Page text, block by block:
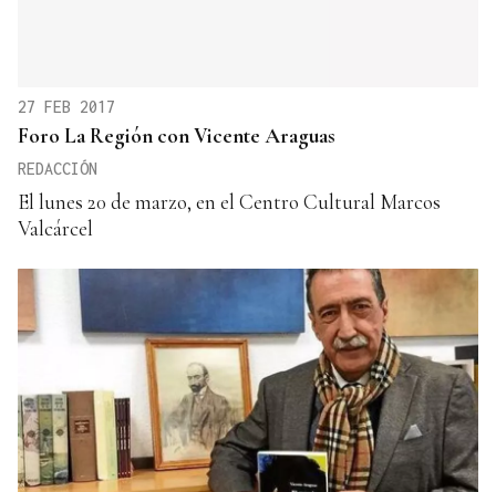
27 FEB 2017
Foro La Región con Vicente Araguas
REDACCIÓN
El lunes 20 de marzo, en el Centro Cultural Marcos
Valcárcel